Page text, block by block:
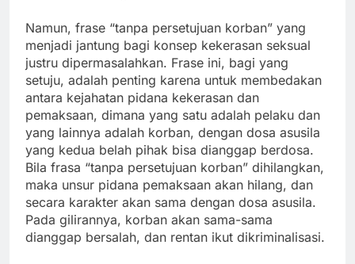
Namun, frase “tanpa persetujuan korban” yang
menjadi jantung bagi konsep kekerasan seksual
justru dipermasalahkan. Frase ini, bagi yang
setuju, adalah penting karena untuk membedakan
antara kejahatan pidana kekerasan dan
pemaksaan, dimana yang satu adalah pelaku dan
yang lainnya adalah korban, dengan dosa asusila
yang kedua belah pihak bisa dianggap berdosa.
Bila frasa “tanpa persetujuan korban” dihilangkan,
maka unsur pidana pemaksaan akan hilang, dan
secara karakter akan sama dengan dosa asusila.
Pada gilirannya, korban akan sama-sama
dianggap bersalah, dan rentan ikut dikriminalisasi.